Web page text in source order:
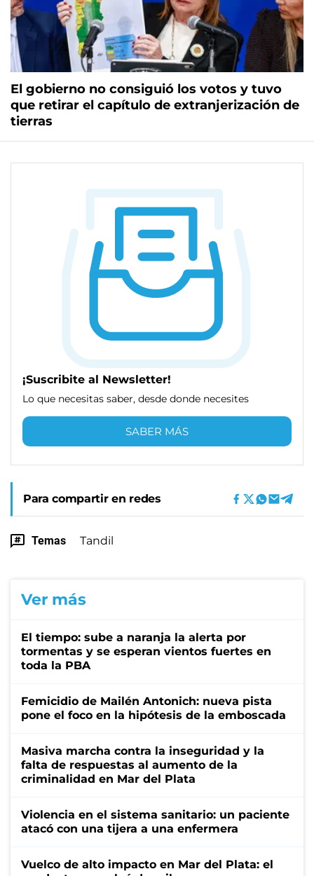
El gobierno no consiguió los votos y tuvo
que retirar el capítulo de extranjerización de
tierras
¡Suscribite al Newsletter!
Lo que necesitas saber, desde donde necesites
SABER MÁS
Para compartir en redes
Temas Tandil
Ver más
El tiempo: sube a naranja la alerta por
tormentas y se esperan vientos fuertes en
toda la PBA
Femicidio de Mailén Antonich: nueva pista
pone el foco en la hipótesis de la emboscada
Masiva marcha contra la inseguridad y la
falta de respuestas al aumento de la
criminalidad en Mar del Plata
Violencia en el sistema sanitario: un paciente
atacó con una tijera a una enfermera
Vuelco de alto impacto en Mar del Plata: el